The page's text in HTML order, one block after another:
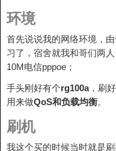
环境
首先说说我的网络环境，
习了，宿舍就我和哥们两
10M电信pppoe；
手头刚好有个rg100a，刷
用来做QoS和负载均衡。
刷机
我这个买的时候当时就是